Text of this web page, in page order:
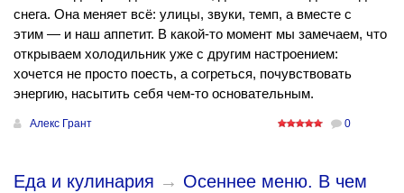
снега. Она меняет всё: улицы, звуки, темп, а вместе с
этим — и наш аппетит. В какой-то момент мы замечаем, что
открываем холодильник уже с другим настроением:
хочется не просто поесть, а согреться, почувствовать
энергию, насытить себя чем-то основательным.
Алекс Грант 0
Еда и кулинария → Осеннее меню. В чем